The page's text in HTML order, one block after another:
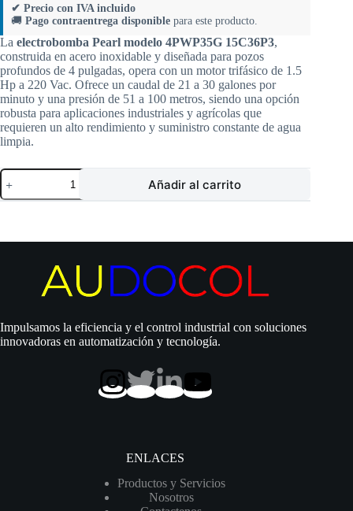
✔ Precio con IVA incluido
🚚 Pago contraentrega disponible para este producto.
La electrobomba Pearl modelo 4PWP35G 15C36P3,
construida en acero inoxidable y diseñada para pozos
profundos de 4 pulgadas, opera con un motor trifásico de 1.5
Hp a 220 Vac. Ofrece un caudal de 21 a 30 galones por
minuto y una presión de 51 a 100 metros, siendo una opción
robusta para aplicaciones industriales y agrícolas que
requieren un alto rendimiento y suministro constante de agua
limpia.
Electrobomba
Pearl
|
profundo
220
Vac
|
Añadir al carrito
Impulsamos la eficiencia y el control industrial con soluciones
innovadoras en automatización y tecnología.
ENLACES
Productos y Servicios
Nosotros